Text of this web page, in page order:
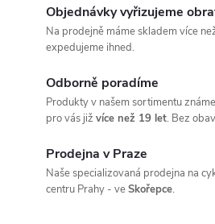
Objednávky vyřizujeme
Na prodejně máme skladem více
expedujeme ihned.
Odborně poradíme
Produkty v našem sortimentu
pro vás již více než 19 let. Bez
Prodejna v Praze
Naše specializovaná prodejna na
centru Prahy - veSkořepce.